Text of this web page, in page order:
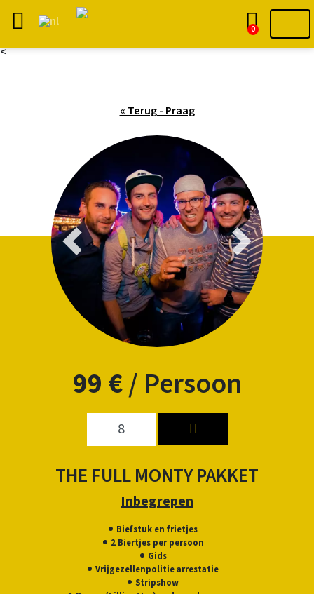
0
<
« Terug - Praag
Previous Next
THE FULL MONTY PAKKET
Inbegrepen
Biefstuk en frietjes
2 Biertjes per persoon
Gids
Vrijgezellenpolitie arrestatie
Stripshow
99 €/ Persoon